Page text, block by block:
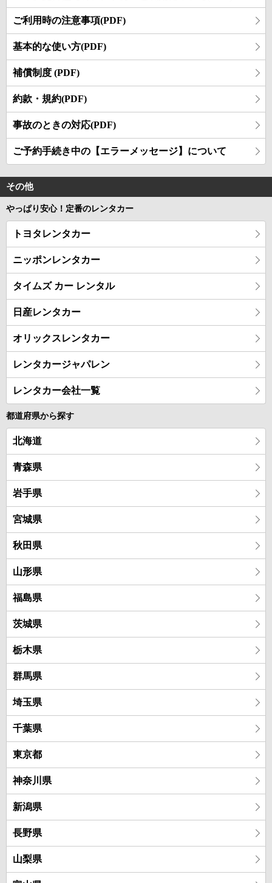
ご利用時の注意事項(PDF)
基本的な使い方(PDF)
補償制度 (PDF)
約款・規約(PDF)
事故のときの対応(PDF)
ご予約手続き中の【エラーメッセージ】について
その他
やっぱり安心！定番のレンタカー
トヨタレンタカー
ニッポンレンタカー
タイムズ カー レンタル
日産レンタカー
オリックスレンタカー
レンタカージャパレン
レンタカー会社一覧
都道府県から探す
北海道
青森県
岩手県
宮城県
秋田県
山形県
福島県
茨城県
栃木県
群馬県
埼玉県
千葉県
東京都
神奈川県
新潟県
長野県
山梨県